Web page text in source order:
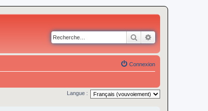
Rechercher
Connexion
Langue :